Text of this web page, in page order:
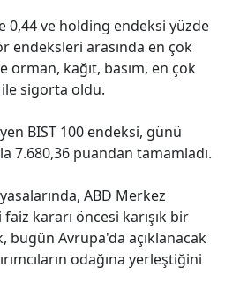
0,44 ve holding endeksi yüzde
endeksleri arasında en çok
orman, kağıt, basım, en çok
sigorta oldu.
BIST 100 endeksi, günü
7.680,36 puandan tamamladı.
ABD Merkez
faiz kararı öncesi karışık bir
Avrupa'da açıklanacak
odağına yerleştiğini